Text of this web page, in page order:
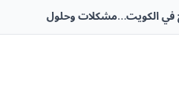
في الكويت…مشكلات وحلول